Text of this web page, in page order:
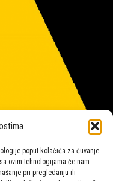
poput kolačića za čuvanje
ovim tehnologijama će nam
pri pregledanju ili